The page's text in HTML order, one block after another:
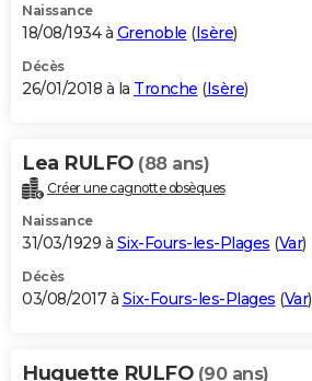
Naissance
18/08/1934 à Grenoble (Isère)
Décès
26/01/2018 à la Tronche (Isère)
Lea RULFO (88 ans)
Créer une cagnotte obsèques
Naissance
31/03/1929 à Six-Fours-les-Plages (Var)
Décès
03/08/2017 à Six-Fours-les-Plages (Var)
Huguette RULFO (90 ans)